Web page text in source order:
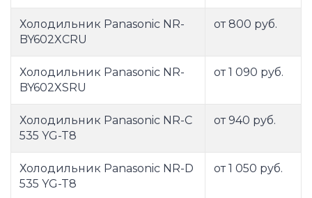
Холодильник Panasonic NR-
BY602XCRU
от 800 руб.
Холодильник Panasonic NR-
BY602XSRU
от 1 090 руб.
Холодильник Panasonic NR-C
535 YG-T8
от 940 руб.
Холодильник Panasonic NR-D
535 YG-T8
от 1 050 руб.